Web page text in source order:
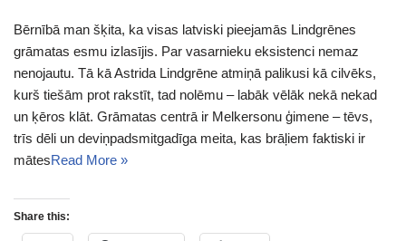
Bērnībā man šķita, ka visas latviski pieejamās Lindgrēnes
grāmatas esmu izlasījis. Par vasarnieku eksistenci nemaz
nenojautu. Tā kā Astrida Lindgrēne atmiņā palikusi kā cilvēks,
kurš tiešām prot rakstīt, tad nolēmu – labāk vēlāk nekā nekad
un ķēros klāt. Grāmatas centrā ir Melkersonu ģimene – tēvs,
trīs dēli un deviņpadsmitgadīga meita, kas brāļiem faktiski ir
mātesRead More »
Share this: